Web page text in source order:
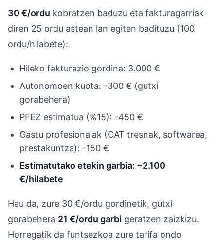
30 €/ordu kobratzen baduzu eta fakturagarriak
diren 25 ordu astean lan egiten badituzu (100
ordu/hilabete):
Hileko fakturazio gordina: 3.000 €
Autonomoen kuota: -300 € (gutxi
gorabehera)
PFEZ estimatua (%15): -450 €
Gastu profesionalak (CAT tresnak, softwarea,
prestakuntza): -150 €
Estimatutako etekin garbia: ~2.100
€/hilabete
Hau da, zure 30 €/ordu gordinetik, gutxi
gorabehera 21 €/ordu garbi geratzen zaizkizu.
Horregatik da funtsezkoa zure tarifa ondo